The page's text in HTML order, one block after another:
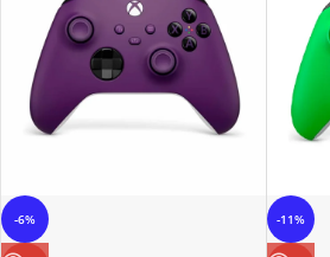
-6% -11%